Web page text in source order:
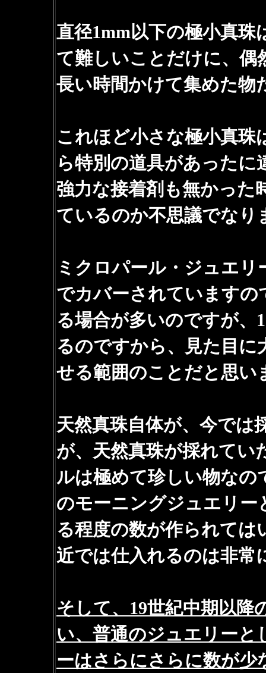
直径1mm以下の極小真
て難しいことだけに、偶
長い時間かけて集めた物
これほど小さな極小真
ら特別の道具があった
強力な接着剤も無かった
ているのか不思議でなり
ミクロパール・ジュエ
でカバーされていますの
る場合が多いのですが、
るのですから、見た目に
せる範囲のことだと思い
天然真珠自体が、今では
が、天然真珠が採れてい
ルは極めて珍しい物なの
のモーニングジュエリー
る程度の数が作られて
近では仕入れるのは非常
そして、19世紀中期以
い、普通のジュエリー
ーはさらにさらに数が